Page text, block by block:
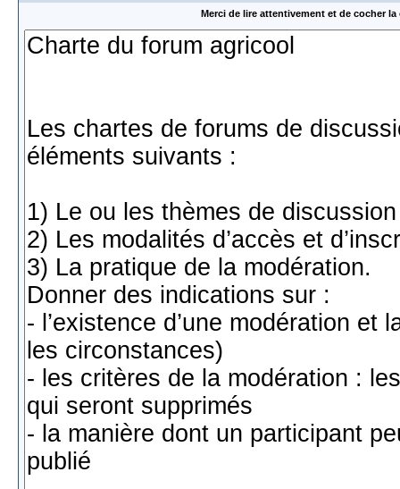
Merci de lire attentivement et de cocher